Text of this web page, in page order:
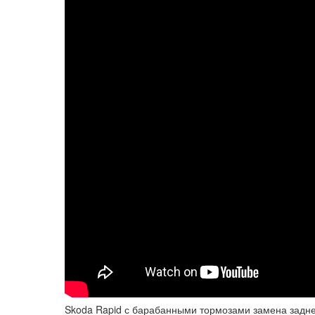
Skoda Rapid с барабанными тормозами замена